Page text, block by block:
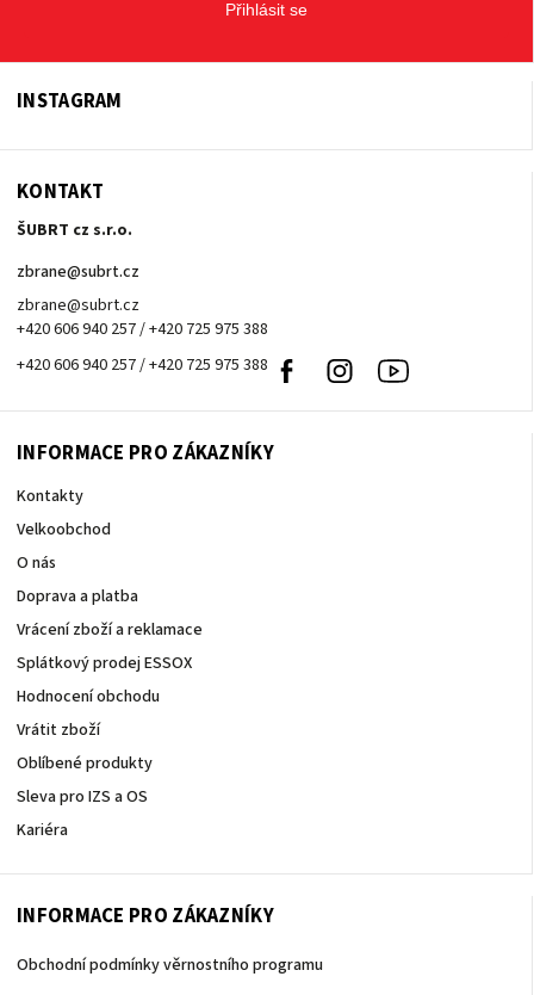
Přihlásit se
INSTAGRAM
KONTAKT
ŠUBRT cz s.r.o.
zbrane@subrt.cz
zbrane@subrt.cz
+420 606 940 257 / +420 725 975 388
+420 606 940 257 / +420 725 975 388
Facebook Instagram
INFORMACE PRO ZÁKAZNÍKY
Kontakty
Velkoobchod
O nás
Doprava a platba
Vrácení zboží a reklamace
Splátkový prodej ESSOX
Hodnocení obchodu
Vrátit zboží
Oblíbené produkty
Sleva pro IZS a OS
Kariéra
INFORMACE PRO ZÁKAZNÍKY
Obchodní podmínky věrnostního programu